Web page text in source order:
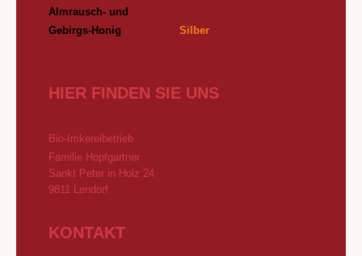
Almrausch- und
Gebirgs-Honig Silber
HIER FINDEN SIE UNS
Bio-Imkereibetrieb
Familie Hopfgartner
Sankt Peter in Holz 24
9811 Lendorf
KONTAKT